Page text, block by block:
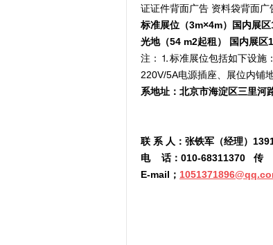
证证件背面广告 资料袋背面
标准展位（3m×4m）国内展区
光地（54 m2起租） 国内展区1
注：⒈标准展位包括如下设施
220V/5A电源插座、展位内铺
系地址：北京市海淀区三里河
联 系 人：张铁军（经理）
电
话： 010-68311370 传
E-mail ；